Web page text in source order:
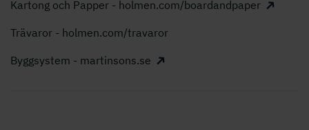
Kartong och Papper - holmen.com/boardandpaper
Trävaror - holmen.com/travaror
Byggsystem - martinsons.se